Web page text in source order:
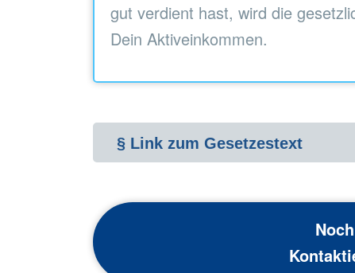
gut verdient hast, wird die
Dein Aktiveinkommen.
§ Link zum Gesetzestext